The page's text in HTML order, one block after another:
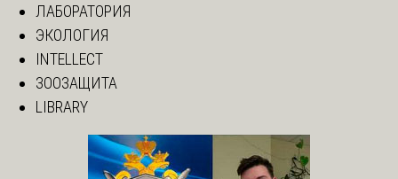
ЛАБОРАТОРИЯ
ЭКОЛОГИЯ
INTELLECT
ЗООЗАЩИТА
LIBRARY